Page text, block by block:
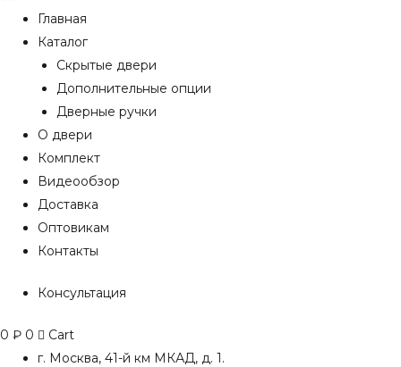
Главная
Каталог
Скрытые двери
Дополнительные опции
Дверные ручки
О двери
Комплект
Видеообзор
Доставка
Оптовикам
Контакты
Консультация
0 ₽ 0
Cart
г. Москва, 41-й км МКАД, д. 1.